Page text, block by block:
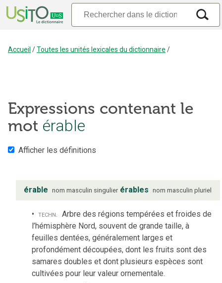
Accueil /Toutes les unités lexicales du dictionnaire /
Expressions contenant le
mot érable
Afficher les définitions
érable nom masculin singulier érables nom masculin pluriel
techn. Arbre des régions tempérées et froides de
l’hémisphère Nord, souvent de grande taille, à
feuilles dentées, généralement larges et
profondément découpées, dont les fruits sont des
samares doubles et dont plusieurs espèces sont
cultivées pour leur valeur ornementale.